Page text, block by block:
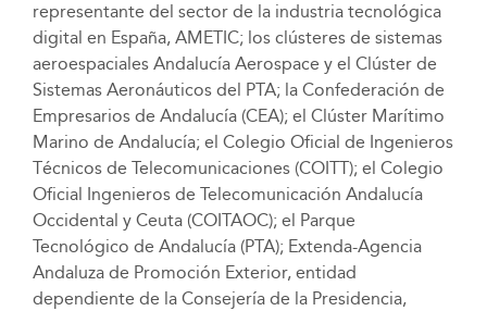
representante del sector de la industria tecnológica
digital en España, AMETIC; los clústeres de sistemas
aeroespaciales Andalucía Aerospace y el Clúster de
Sistemas Aeronáuticos del PTA; la Confederación de
Empresarios de Andalucía (CEA); el Clúster Marítimo
Marino de Andalucía; el Colegio Oficial de Ingenieros
Técnicos de Telecomunicaciones (COITT); el Colegio
Oficial Ingenieros de Telecomunicación Andalucía
Occidental y Ceuta (COITAOC); el Parque
Tecnológico de Andalucía (PTA); Extenda-Agencia
Andaluza de Promoción Exterior, entidad
dependiente de la Consejería de la Presidencia,